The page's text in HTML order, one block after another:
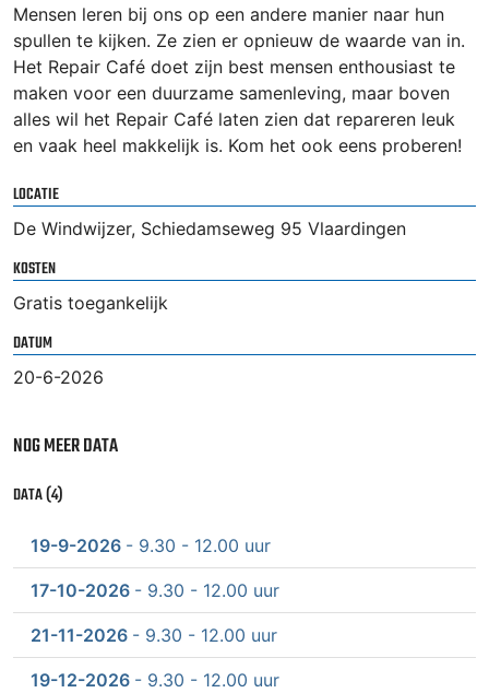
Mensen leren bij ons op een andere manier naar hun
spullen te kijken. Ze zien er opnieuw de waarde van in.
Het Repair Café doet zijn best mensen enthousiast te
maken voor een duurzame samenleving, maar boven
alles wil het Repair Café laten zien dat repareren leuk
en vaak heel makkelijk is. Kom het ook eens proberen!
LOCATIE
De Windwijzer, Schiedamseweg 95 Vlaardingen
KOSTEN
Gratis toegankelijk
DATUM
20-6-2026
NOG MEER DATA
DATA (4)
19-9-2026 - 9.30 - 12.00 uur
17-10-2026 - 9.30 - 12.00 uur
21-11-2026 - 9.30 - 12.00 uur
19-12-2026 - 9.30 - 12.00 uur